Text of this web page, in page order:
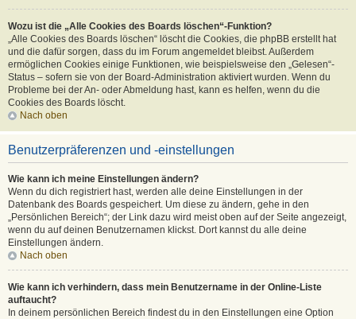
Wozu ist die „Alle Cookies des Boards löschen“-Funktion?
„Alle Cookies des Boards löschen“ löscht die Cookies, die phpBB erstellt hat
und die dafür sorgen, dass du im Forum angemeldet bleibst. Außerdem
ermöglichen Cookies einige Funktionen, wie beispielsweise den „Gelesen“-
Status – sofern sie von der Board-Administration aktiviert wurden. Wenn du
Probleme bei der An- oder Abmeldung hast, kann es helfen, wenn du die
Cookies des Boards löscht.
Nach oben
Benutzerpräferenzen und -einstellungen
Wie kann ich meine Einstellungen ändern?
Wenn du dich registriert hast, werden alle deine Einstellungen in der
Datenbank des Boards gespeichert. Um diese zu ändern, gehe in den
„Persönlichen Bereich“; der Link dazu wird meist oben auf der Seite angezeigt,
wenn du auf deinen Benutzernamen klickst. Dort kannst du alle deine
Einstellungen ändern.
Nach oben
Wie kann ich verhindern, dass mein Benutzername in der Online-Liste
auftaucht?
In deinem persönlichen Bereich findest du in den Einstellungen eine Option